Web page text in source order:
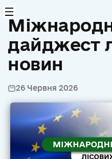
дайджест
новин
26 Червня 2026